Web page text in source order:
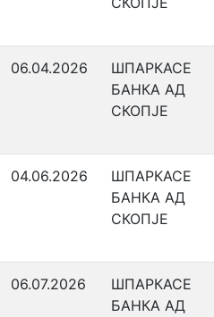
06.04.2026
ШПАРКАСЕ
БАНКА АД
СКОПЈЕ
04.06.2026
ШПАРКАСЕ
БАНКА АД
СКОПЈЕ
06.07.2026
ШПАРКАСЕ
БАНКА АД